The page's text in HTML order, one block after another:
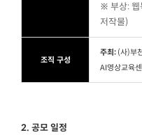
※ 부상: 웹
저작물)
조직 구성
주최: (사)부
AI영상교육센
2. 공모 일정